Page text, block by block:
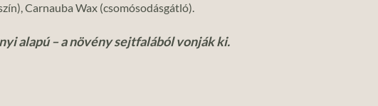
Carnauba Wax (csomósodásgátló).
alapú – a növény sejtfalából vonják ki.